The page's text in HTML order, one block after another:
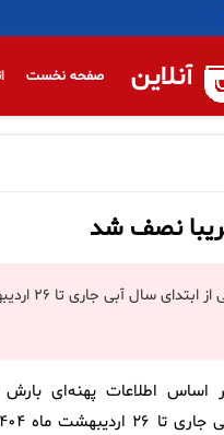
آنلاین صفحه نخست
نصف شد
اساس اطلاعات پهنه‌ای بارش